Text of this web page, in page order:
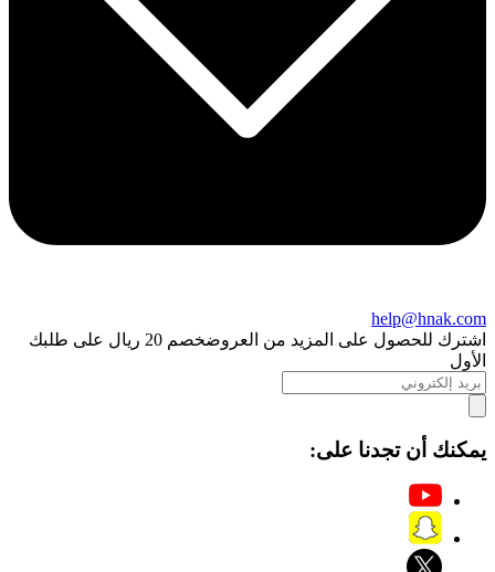
help@hnak.com
اشترك للحصول على المزيد من العروض
خصم 20 ريال على طلبك
الأول
يمكنك أن تجدنا على: